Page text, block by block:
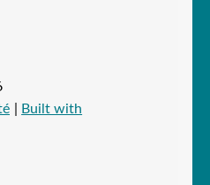
Built with